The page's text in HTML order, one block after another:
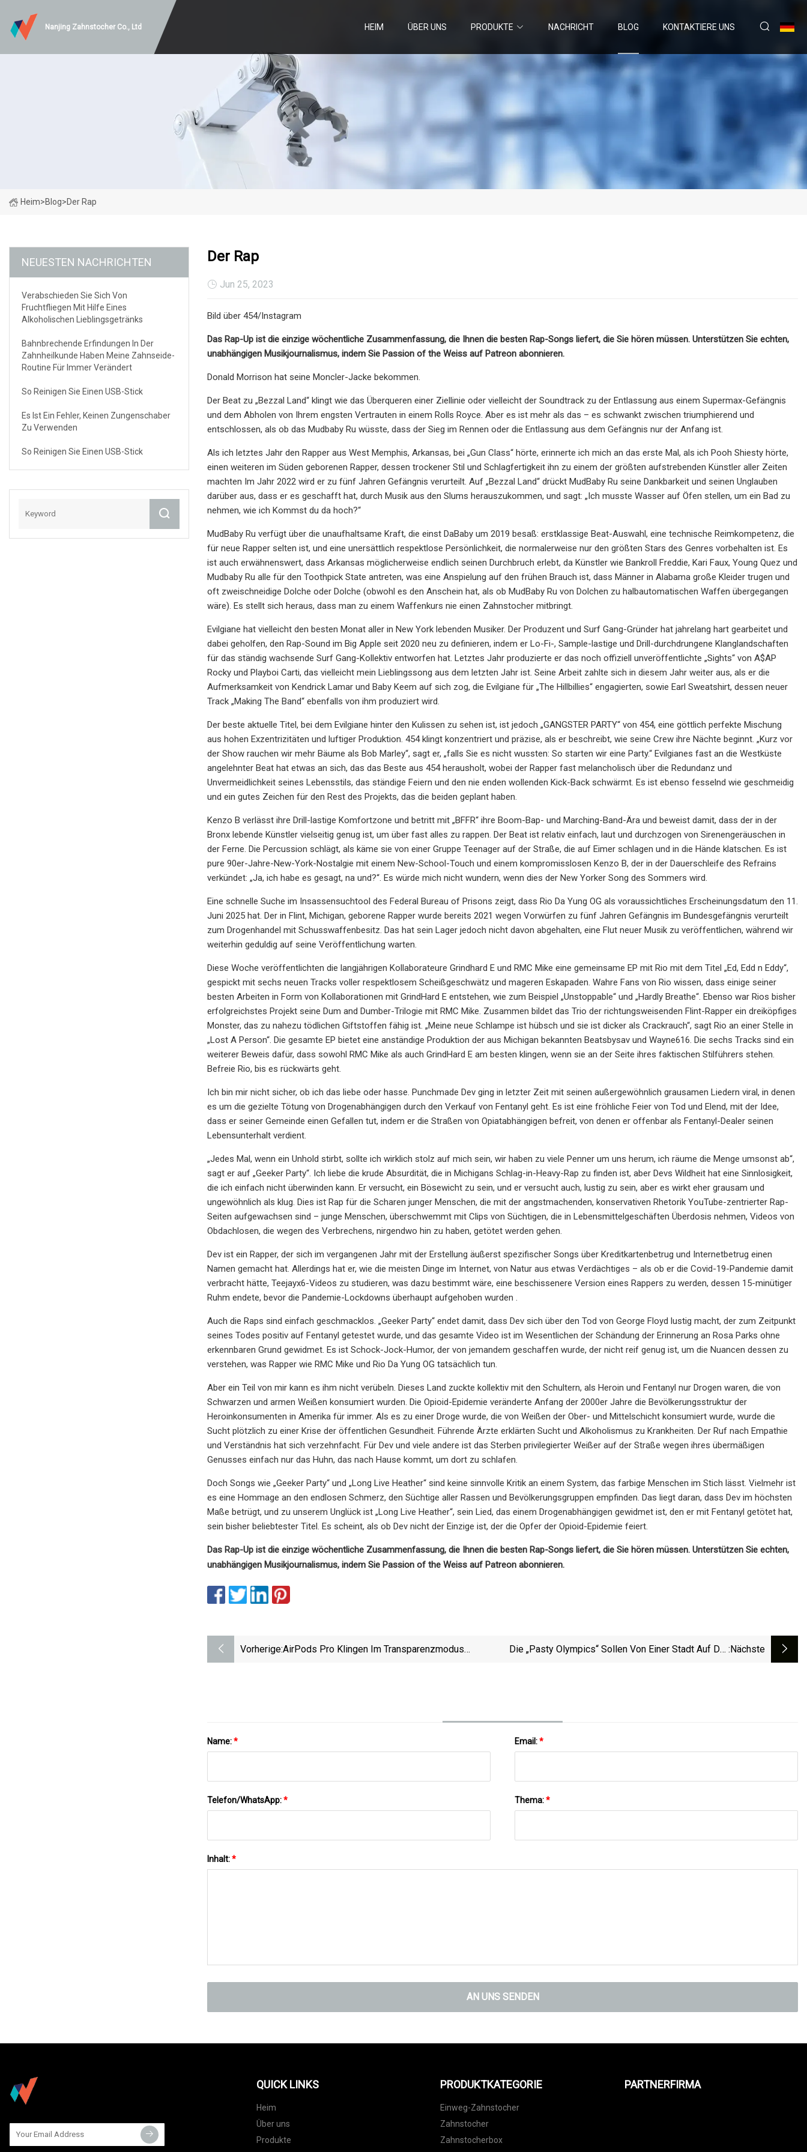
Nanjing Zahnstocher Co., Ltd HEIM ÜBER UNS PRODUKTE NACHRICHT BLOG KONTAKTIERE UNS
Heim>Blog>Der Rap
NEUESTEN NACHRICHTEN
Verabschieden Sie Sich Von
Fruchtfliegen Mit Hilfe Eines
Alkoholischen Lieblingsgetränks
Bahnbrechende Erfindungen In Der
Zahnheilkunde Haben Meine Zahnseide-
Routine Für Immer Verändert
So Reinigen Sie Einen USB-Stick
Es Ist Ein Fehler, Keinen Zungenschaber
Zu Verwenden
So Reinigen Sie Einen USB-Stick
Der Rap
Jun 25, 2023
Bild über 454/Instagram
Das Rap-Up ist die einzige wöchentliche Zusammenfassung, die Ihnen die besten Rap-Songs liefert, die Sie hören müssen. Unterstützen Sie echten,
unabhängigen Musikjournalismus, indem Sie Passion of the Weiss auf Patreon abonnieren.
Donald Morrison hat seine Moncler-Jacke bekommen.
Der Beat zu „Bezzal Land“ klingt wie das Überqueren einer Ziellinie oder vielleicht der Soundtrack zu der Entlassung aus einem Supermax-Gefängnis
und dem Abholen von Ihrem engsten Vertrauten in einem Rolls Royce. Aber es ist mehr als das – es schwankt zwischen triumphierend und
entschlossen, als ob das Mudbaby Ru wüsste, dass der Sieg im Rennen oder die Entlassung aus dem Gefängnis nur der Anfang ist.
Als ich letztes Jahr den Rapper aus West Memphis, Arkansas, bei „Gun Class“ hörte, erinnerte ich mich an das erste Mal, als ich Pooh Shiesty hörte,
einen weiteren im Süden geborenen Rapper, dessen trockener Stil und Schlagfertigkeit ihn zu einem der größten aufstrebenden Künstler aller Zeiten
machten Im Jahr 2022 wird er zu fünf Jahren Gefängnis verurteilt. Auf „Bezzal Land“ drückt MudBaby Ru seine Dankbarkeit und seinen Unglauben
darüber aus, dass er es geschafft hat, durch Musik aus den Slums herauszukommen, und sagt: „Ich musste Wasser auf Öfen stellen, um ein Bad zu
nehmen, wie ich Kommst du da hoch?“
MudBaby Ru verfügt über die unaufhaltsame Kraft, die einst DaBaby um 2019 besaß: erstklassige Beat-Auswahl, eine technische Reimkompetenz, die
für neue Rapper selten ist, und eine unersättlich respektlose Persönlichkeit, die normalerweise nur den größten Stars des Genres vorbehalten ist. Es
ist auch erwähnenswert, dass Arkansas möglicherweise endlich seinen Durchbruch erlebt, da Künstler wie Bankroll Freddie, Kari Faux, Young Quez und
Mudbaby Ru alle für den Toothpick State antreten, was eine Anspielung auf den frühen Brauch ist, dass Männer in Alabama große Kleider trugen und
oft zweischneidige Dolche oder Dolche (obwohl es den Anschein hat, als ob MudBaby Ru von Dolchen zu halbautomatischen Waffen übergegangen
wäre). Es stellt sich heraus, dass man zu einem Waffenkurs nie einen Zahnstocher mitbringt.
Evilgiane hat vielleicht den besten Monat aller in New York lebenden Musiker. Der Produzent und Surf Gang-Gründer hat jahrelang hart gearbeitet und
dabei geholfen, den Rap-Sound im Big Apple seit 2020 neu zu definieren, indem er Lo-Fi-, Sample-lastige und Drill-durchdrungene Klanglandschaften
für das ständig wachsende Surf Gang-Kollektiv entworfen hat. Letztes Jahr produzierte er das noch offiziell unveröffentlichte „Sights“ von A$AP
Rocky und Playboi Carti, das vielleicht mein Lieblingssong aus dem letzten Jahr ist. Seine Arbeit zahlte sich in diesem Jahr weiter aus, als er die
Aufmerksamkeit von Kendrick Lamar und Baby Keem auf sich zog, die Evilgiane für „The Hillbillies“ engagierten, sowie Earl Sweatshirt, dessen neuer
Track „Making The Band“ ebenfalls von ihm produziert wird.
Der beste aktuelle Titel, bei dem Evilgiane hinter den Kulissen zu sehen ist, ist jedoch „GANGSTER PARTY“ von 454, eine göttlich perfekte Mischung
aus hohen Exzentrizitäten und luftiger Produktion. 454 klingt konzentriert und präzise, ​​als er beschreibt, wie seine Crew ihre Nächte beginnt. „Kurz vor
der Show rauchen wir mehr Bäume als Bob Marley“, sagt er, „falls Sie es nicht wussten: So starten wir eine Party.“ Evilgianes fast an die Westküste
angelehnter Beat hat etwas an sich, das das Beste aus 454 herausholt, wobei der Rapper fast melancholisch über die Redundanz und
Unvermeidlichkeit seines Lebensstils, das ständige Feiern und den nie enden wollenden Kick-Back schwärmt. Es ist ebenso fesselnd wie geschmeidig
und ein gutes Zeichen für den Rest des Projekts, das die beiden geplant haben.
Kenzo B verlässt ihre Drill-lastige Komfortzone und betritt mit „BFFR“ ihre Boom-Bap- und Marching-Band-Ära und beweist damit, dass der in der
Bronx lebende Künstler vielseitig genug ist, um über fast alles zu rappen. Der Beat ist relativ einfach, laut und durchzogen von Sirenengeräuschen in
der Ferne. Die Percussion schlägt, als käme sie von einer Gruppe Teenager auf der Straße, die auf Eimer schlagen und in die Hände klatschen. Es ist
pure 90er-Jahre-New-York-Nostalgie mit einem New-School-Touch und einem kompromisslosen Kenzo B, der in der Dauerschleife des Refrains
verkündet: „Ja, ich habe es gesagt, na und?“. Es würde mich nicht wundern, wenn dies der New Yorker Song des Sommers wird.
Eine schnelle Suche im Insassensuchtool des Federal Bureau of Prisons zeigt, dass Rio Da Yung OG als voraussichtliches Erscheinungsdatum den 11.
Juni 2025 hat. Der in Flint, Michigan, geborene Rapper wurde bereits 2021 wegen Vorwürfen zu fünf Jahren Gefängnis im Bundesgefängnis verurteilt
zum Drogenhandel mit Schusswaffenbesitz. Das hat sein Lager jedoch nicht davon abgehalten, eine Flut neuer Musik zu veröffentlichen, während wir
weiterhin geduldig auf seine Veröffentlichung warten.
Diese Woche veröffentlichten die langjährigen Kollaborateure Grindhard E und RMC Mike eine gemeinsame EP mit Rio mit dem Titel „Ed, Edd n Eddy“,
gespickt mit sechs neuen Tracks voller respektlosem Scheißgeschwätz und mageren Eskapaden. Wahre Fans von Rio wissen, dass einige seiner
besten Arbeiten in Form von Kollaborationen mit GrindHard E entstehen, wie zum Beispiel „Unstoppable“ und „Hardly Breathe“. Ebenso war Rios bisher
erfolgreichstes Projekt seine Dum and Dumber-Trilogie mit RMC Mike. Zusammen bildet das Trio der richtungsweisenden Flint-Rapper ein dreiköpfiges
Monster, das zu nahezu tödlichen Giftstoffen fähig ist. „Meine neue Schlampe ist hübsch und sie ist dicker als Crackrauch“, sagt Rio an einer Stelle in
„Lost A Person“. Die gesamte EP bietet eine anständige Produktion der aus Michigan bekannten Beatsbysav und Wayne616. Die sechs Tracks sind ein
weiterer Beweis dafür, dass sowohl RMC Mike als auch GrindHard E am besten klingen, wenn sie an der Seite ihres faktischen Stilführers stehen.
Befreie Rio, bis es rückwärts geht.
Ich bin mir nicht sicher, ob ich das liebe oder hasse. Punchmade Dev ging in letzter Zeit mit seinen außergewöhnlich grausamen Liedern viral, in denen
es um die gezielte Tötung von Drogenabhängigen durch den Verkauf von Fentanyl geht. Es ist eine fröhliche Feier von Tod und Elend, mit der Idee,
dass er seiner Gemeinde einen Gefallen tut, indem er die Straßen von Opiatabhängigen befreit, von denen er offenbar als Fentanyl-Dealer seinen
Lebensunterhalt verdient.
„Jedes Mal, wenn ein Unhold stirbt, sollte ich wirklich stolz auf mich sein, wir haben zu viele Penner um uns herum, ich räume die Menge umsonst ab“,
sagt er auf „Geeker Party“. Ich liebe die krude Absurdität, die in Michigans Schlag-in-Heavy-Rap zu finden ist, aber Devs Wildheit hat eine Sinnlosigkeit,
die ich einfach nicht überwinden kann. Er versucht, ein Bösewicht zu sein, und er versucht auch, lustig zu sein, aber es wirkt eher grausam und
ungewöhnlich als klug. Dies ist Rap für die Scharen junger Menschen, die mit der angstmachenden, konservativen Rhetorik YouTube-zentrierter Rap-
Seiten aufgewachsen sind – junge Menschen, überschwemmt mit Clips von Süchtigen, die in Lebensmittelgeschäften Überdosis nehmen, Videos von
Obdachlosen, die wegen des Verbrechens, nirgendwo hin zu haben, getötet werden gehen.
Dev ist ein Rapper, der sich im vergangenen Jahr mit der Erstellung äußerst spezifischer Songs über Kreditkartenbetrug und Internetbetrug einen
Namen gemacht hat. Allerdings hat er, wie die meisten Dinge im Internet, von Natur aus etwas Verdächtiges – als ob er die Covid-19-Pandemie damit
verbracht hätte, Teejayx6-Videos zu studieren, was dazu bestimmt wäre, eine beschissenere Version eines Rappers zu werden, dessen 15-minütiger
Ruhm endete, bevor die Pandemie-Lockdowns überhaupt aufgehoben wurden .
Auch die Raps sind einfach geschmacklos. „Geeker Party“ endet damit, dass Dev sich über den Tod von George Floyd lustig macht, der zum Zeitpunkt
seines Todes positiv auf Fentanyl getestet wurde, und das gesamte Video ist im Wesentlichen der Schändung der Erinnerung an Rosa Parks ohne
erkennbaren Grund gewidmet. Es ist Schock-Jock-Humor, der von jemandem geschaffen wurde, der nicht reif genug ist, um die Nuancen dessen zu
verstehen, was Rapper wie RMC Mike und Rio Da Yung OG tatsächlich tun.
Aber ein Teil von mir kann es ihm nicht verübeln. Dieses Land zuckte kollektiv mit den Schultern, als Heroin und Fentanyl nur Drogen waren, die von
Schwarzen und armen Weißen konsumiert wurden. Die Opioid-Epidemie veränderte Anfang der 2000er Jahre die Bevölkerungsstruktur der
Heroinkonsumenten in Amerika für immer. Als es zu einer Droge wurde, die von Weißen der Ober- und Mittelschicht konsumiert wurde, wurde die
Sucht plötzlich zu einer Krise der öffentlichen Gesundheit. Führende Ärzte erklärten Sucht und Alkoholismus zu Krankheiten. Der Ruf nach Empathie
und Verständnis hat sich verzehnfacht. Für Dev und viele andere ist das Sterben privilegierter Weißer auf der Straße wegen ihres übermäßigen
Genusses einfach nur das Huhn, das nach Hause kommt, um dort zu schlafen.
Doch Songs wie „Geeker Party“ und „Long Live Heather“ sind keine sinnvolle Kritik an einem System, das farbige Menschen im Stich lässt. Vielmehr ist
es eine Hommage an den endlosen Schmerz, den Süchtige aller Rassen und Bevölkerungsgruppen empfinden. Das liegt daran, dass Dev im höchsten
Maße betrügt, und zu unserem Unglück ist „Long Live Heather“, sein Lied, das einem Drogenabhängigen gewidmet ist, den er mit Fentanyl getötet hat,
sein bisher beliebtester Titel. Es scheint, als ob Dev nicht der Einzige ist, der die Opfer der Opioid-Epidemie feiert.
Das Rap-Up ist die einzige wöchentliche Zusammenfassung, die Ihnen die besten Rap-Songs liefert, die Sie hören müssen. Unterstützen Sie echten,
unabhängigen Musikjournalismus, indem Sie Passion of the Weiss auf Patreon abonnieren.
Vorherige:AirPods Pro Klingen Im Transparenzmodus
Die „Pasty Olympics“ Sollen Von Einer Stadt Auf Der :nächste
Name:* Email:*
Telefon/WhatsApp:* Thema:*
Inhalt:*
AN UNS SENDEN
QUICK LINKS
Heim
Über uns
Produkte
PRODUKTKATEGORIE
Einweg-Zahnstocher
Zahnstocher
Zahnstocherbox
PARTNERFIRMA